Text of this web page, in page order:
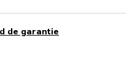
de garantie